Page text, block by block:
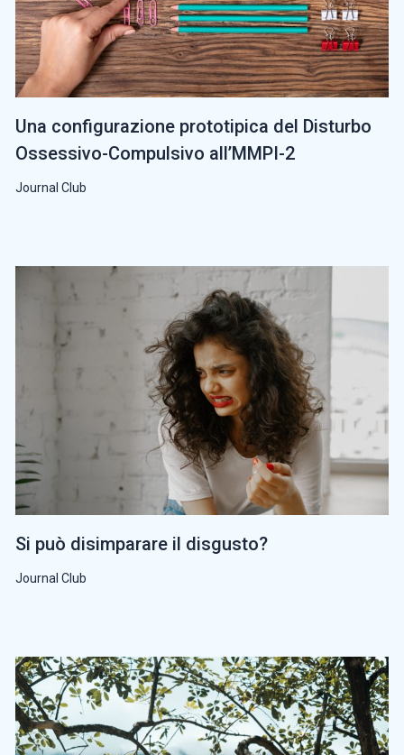
Una configurazione prototipica del Disturbo
Ossessivo-Compulsivo all’MMPI-2
Journal Club
Si può disimparare il disgusto?
Journal Club